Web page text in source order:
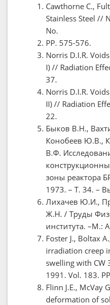
Cawthorne C.,
Stainless Steel //
No.
PP. 575-576.
Norris D.I.R.
I) // Radiation
37.
Norris D.I.R.
II) // Radiation
22.
Быков В.Н.,
Конобеев Ю.В.,
В.Ф.
зоны реактора
1973. – Т. 34. –
Лихачев Ю.И.,
Ж.Н. / Труды
института. –М.:
Foster J., Boltax
irradiation creep
swelling with CW
1991. Vol. 183.
Flinn J.E., MсVay
deformation of